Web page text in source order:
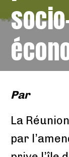
Par
La
par